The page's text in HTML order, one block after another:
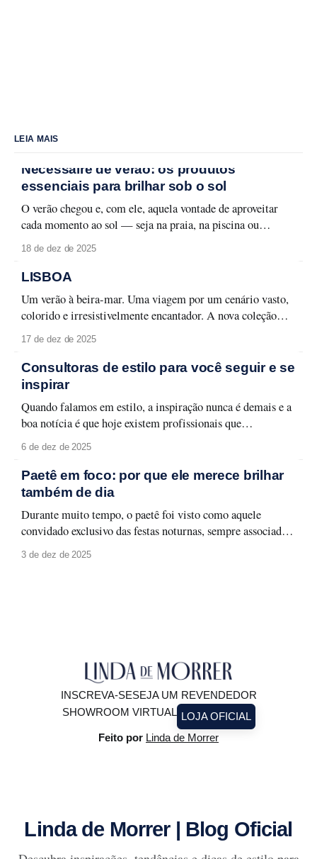
LEIA MAIS
Nécessaire de verão: os produtos
essenciais para brilhar sob o sol
O verão chegou e, com ele, aquela vontade de aproveitar
cada momento ao sol — seja na praia, na piscina ou
naquele passeio ao ar livre. Para curtir a temporada sem
abrir mão do cuidado com a pele e da maquiagem
impecável, é fundamental ter um nécessaire preparado.
18 de dez de 2025
LISBOA
Um verão à beira-mar. Uma viagem por um cenário vasto,
colorido e irresistivelmente encantador. A nova coleção
Lisboa celebra a capital lusitana em toda a sua forma leve e
carismática, entre monumentos, azulejos e fachadas que
contam histórias memoráveis. Lisboa se revela em detalhes
que traduzem seu espírito urbano
17 de dez de 2025
Consultoras de estilo para você seguir e se
inspirar
Quando falamos em estilo, a inspiração nunca é demais e a
boa notícia é que hoje existem profissionais que
transformam moda em aprendizado, aplicabilidade e
identidade. Selecionamos quatro consultoras de estilo que
merecem atenção e que podem transformar a forma como
você olha para o seu guarda-roupa, sua rotina
6 de dez de 2025
Paetê em foco: por que ele merece brilhar
também de dia
Durante muito tempo, o paetê foi visto como aquele
convidado exclusivo das festas noturnas, sempre associado a
produções glamourosas, luz baixa e ocasiões especiais. A
moda evolui, e com ela surge um novo olhar: o paetê não
3 de dez de 2025
INSCREVA-SESEJA UM REVENDEDOR
SHOWROOM VIRTUAL LOJA OFICIAL
Feito por Linda de Morrer
Linda de Morrer | Blog Oficial